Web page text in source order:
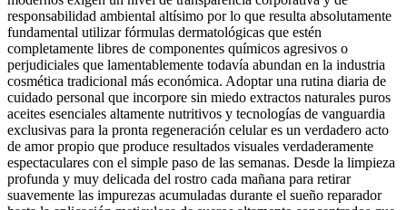
responsabilidad ambiental altísimo por lo que resulta absolutamente
fundamental utilizar fórmulas dermatológicas que estén
completamente libres de componentes químicos agresivos o
perjudiciales que lamentablemente todavía abundan en la industria
cosmética tradicional más económica. Adoptar una rutina diaria de
cuidado personal que incorpore sin miedo extractos naturales puros
aceites esenciales altamente nutritivos y tecnologías de vanguardia
exclusivas para la pronta regeneración celular es un verdadero acto
de amor propio que produce resultados visuales verdaderamente
espectaculares con el simple paso de las semanas. Desde la limpieza
profunda y muy delicada del rostro cada mañana para retirar
suavemente las impurezas acumuladas durante el sueño reparador